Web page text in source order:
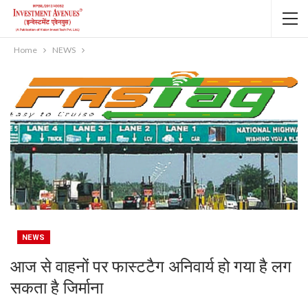
Home NEWS
NEWS
आज से वाहनों पर फास्‍टटैग अनिवार्य हो गया है लग
सकता है जिर्माना